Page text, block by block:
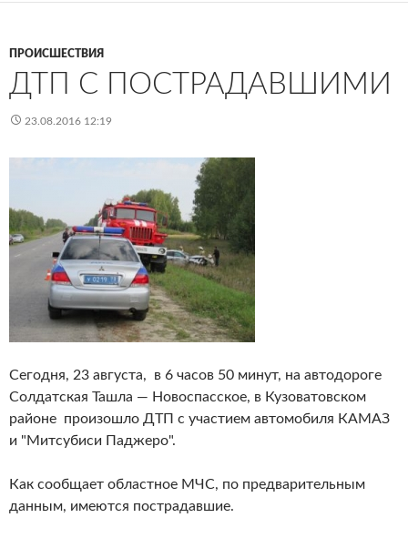
ПРОИСШЕСТВИЯ
ДТП С ПОСТРАДАВШИМИ
23.08.2016 12:19
Сегодня, 23 августа, в 6 часов 50 минут, на автодороге
Солдатская Ташла — Новоспасское, в Кузоватовском
районе произошло ДТП с участием автомобиля КАМАЗ
и "Митсубиси Паджеро".
Как сообщает областное МЧС, по предварительным
данным, имеются пострадавшие.